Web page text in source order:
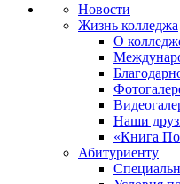
Новости
Жизнь колледжа
О
Наши
«Книга
Абитуриенту